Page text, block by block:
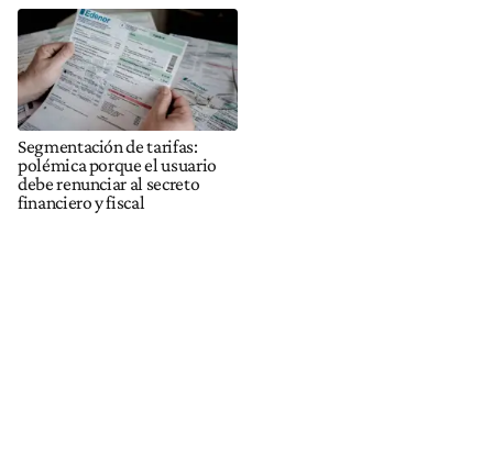
Segmentación de tarifas:
polémica porque el usuario
debe renunciar al secreto
financiero y fiscal